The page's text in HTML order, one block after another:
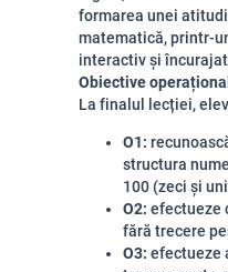
formarea unei
matematică, printr-
interactiv și
Obiective
La finalul lecției,
O1:
structura
100 (zeci și
O2: efectueze
fără trecere
O3: efectueze